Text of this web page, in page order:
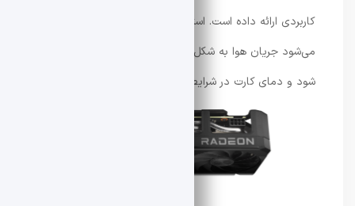
می‌شود جریان هوا به شکل متمرکز روی هیت‌سینک هدایت
شود و دمای کارت در شرایط سنگین کنترل گردد.